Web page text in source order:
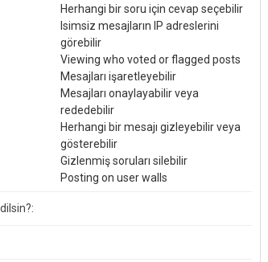
Herhangi bir soru için cevap seçebilir
Isimsiz mesajların IP adreslerini
görebilir
Viewing who voted or flagged posts
Mesajları işaretleyebilir
Mesajları onaylayabilir veya
rededebilir
Herhangi bir mesajı gizleyebilir veya
gösterebilir
Gizlenmiş soruları silebilir
Posting on user walls